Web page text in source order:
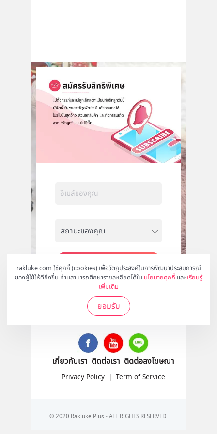
rakluke.com ใช้คุกกี้ (cookies) เพื่อวัตถุประสงค์ในการพัฒนาประสบการณ์
ของผู้ใช้ให้ดียิ่งขึ้น ท่านสามารถศึกษารายละเอียดได้ใน นโยบายคุกกี้ และ เรียนรู้
เพิ่มเติม
ยอมรับ
สมัคร
ติดตามเราได้ที่
เกี่ยวกับเรา ติดต่อเรา ติดต่อลงโฆษณา
Privacy Policy | Term of Service
© 2020 Rakluke Plus - ALL RIGHTS RESERVED.